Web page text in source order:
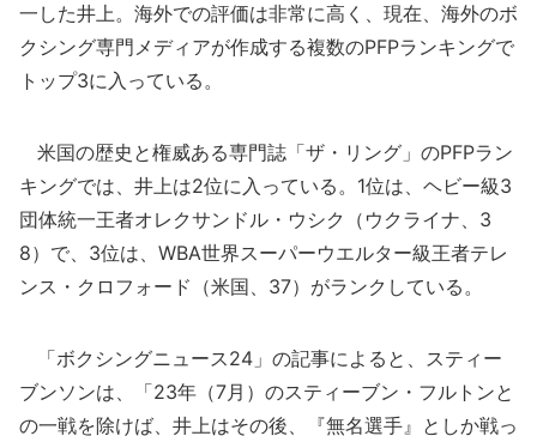
一した井上。海外での評価は非常に高く、現在、海外のボ
クシング専門メディアが作成する複数のPFPランキングで
トップ3に入っている。
米国の歴史と権威ある専門誌「ザ・リング」のPFPラン
キングでは、井上は2位に入っている。1位は、ヘビー級3
団体統一王者オレクサンドル・ウシク（ウクライナ、3
8）で、3位は、WBA世界スーパーウエルター級王者テレ
ンス・クロフォード（米国、37）がランクしている。
「ボクシングニュース24」の記事によると、スティー
ブンソンは、「23年（7月）のスティーブン・フルトンと
の一戦を除けば、井上はその後、『無名選手』としか戦っ